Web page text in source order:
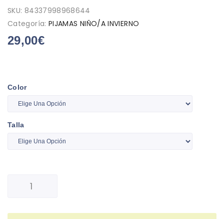
SKU: 84337998968644
Categoría: PIJAMAS NIÑO/A INVIERNO
29,00€
Color
Talla